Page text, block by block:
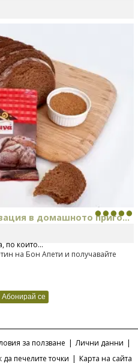
в домашното приго...
предлагането на изцяло нов
по който...
на Бон Апети и получавайте
за ползване | Лични данни |
да печелите точки | Карта на сайта